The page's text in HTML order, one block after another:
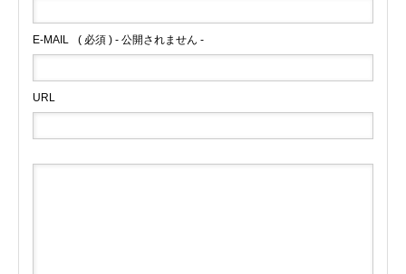
E-MAIL ( 必須 ) - 公開されません -
URL